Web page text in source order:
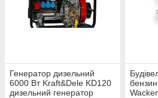
Генератор дизельний
6000 Вт Kraft&Dele KD120
дизельний генератор